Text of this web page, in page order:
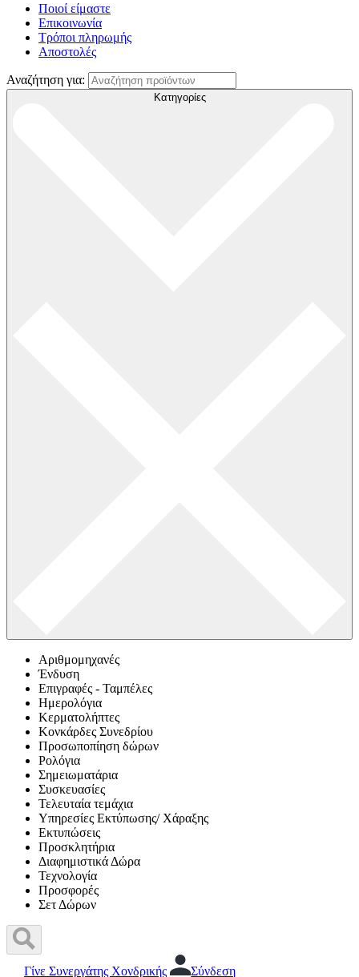
Ποιοί είμαστε
Επικοινωνία
Τρόποι πληρωμής
Αποστολές
Αναζήτηση για:
Κατηγορίες
Αριθμομηχανές
Ένδυση
Επιγραφές - Ταμπέλες
Ημερολόγια
Κερματολήπτες
Κονκάρδες Συνεδρίου
Προσωποπίηση δώρων
Ρολόγια
Σημειωματάρια
Συσκευασίες
Τελευταία τεμάχια
Υπηρεσίες Εκτύπωσης/ Χάραξης
Εκτυπώσεις
Προσκλητήρια
Διαφημιστικά Δώρα
Τεχνολογία
Προσφορές
Σετ Δώρων
Γίνε Συνεργάτης Χονδρικής Σύνδεση